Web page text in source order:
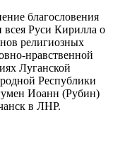
благословения
всея Руси Кирилла о
религиозных
нравственной
Луганской
Республики
Иоанн (Рубин)
в ЛНР.